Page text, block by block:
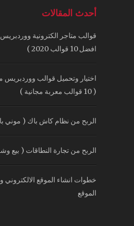
أحدث المقالات
قوالب متاجر الكترونية
افضل 10 قوالب 2020 )
( 10 قوالب معربة مجانية )
الربح من نظام كاش باك ( موني
الربح من تجارة النطاقات ( بيع
خطوات انشاء الموقع
الموقع